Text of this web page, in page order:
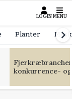
LOGIN MENU
Planter
konkurrence-